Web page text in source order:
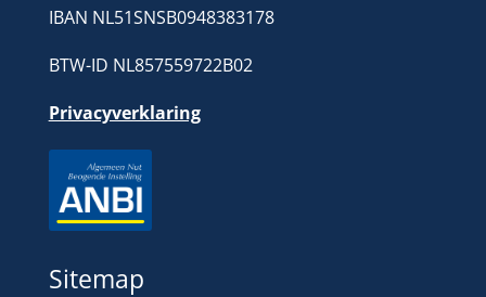
IBAN NL51SNSB0948383178
BTW-ID NL857559722B02
Privacyverklaring
Sitemap